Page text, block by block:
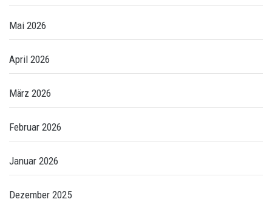
Mai 2026
April 2026
März 2026
Februar 2026
Januar 2026
Dezember 2025